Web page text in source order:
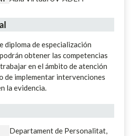
diploma de especialización
obtener las competencias
en el ámbito de atención
de implementar intervenciones
la evidencia.
Departament de Personalitat,